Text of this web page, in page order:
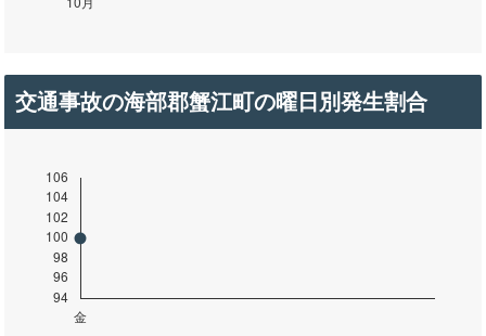
交通事故の海部郡蟹江町の曜日別発生割合